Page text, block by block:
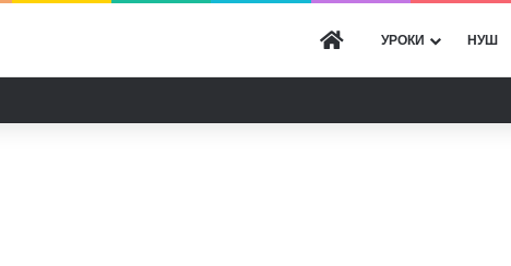
ГОЛОВНА
УРОКИ НУШ